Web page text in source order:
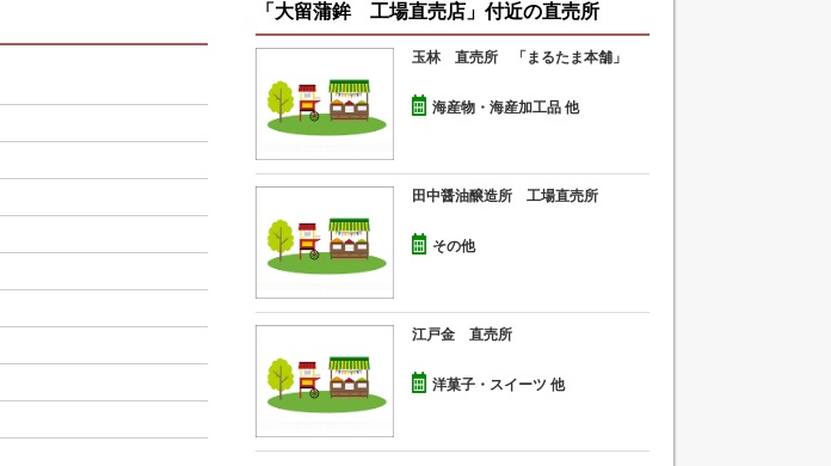
「大留蒲鉾 工場直売店」付近の直売所
玉林 直売所 「まるたま本舗」
海産物・海産加工品 他
田中醤油醸造所 工場直売所
その他
江戸金 直売所
洋菓子・スイーツ 他